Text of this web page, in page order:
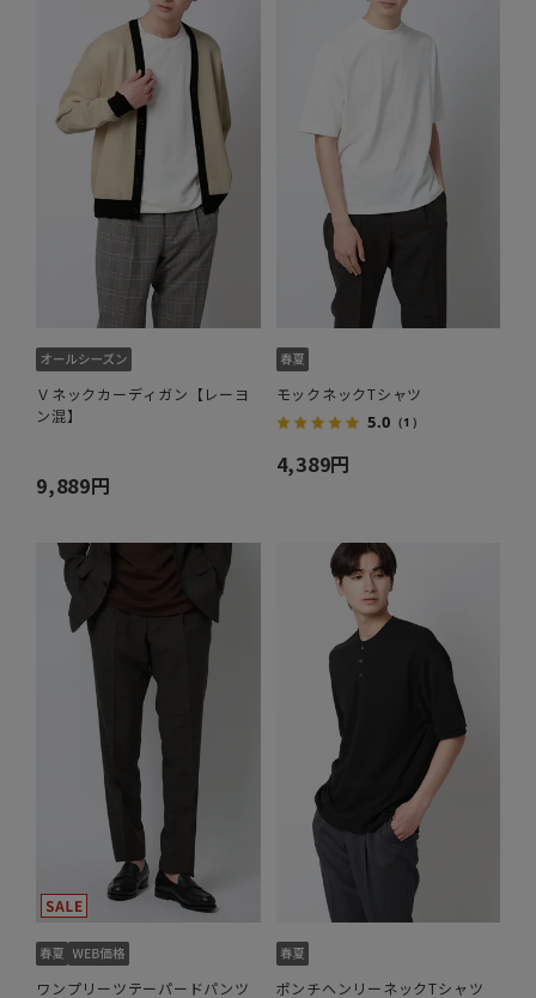
Ｖネックカーディガン【レーヨ
ン混】
9,889円
モックネックTシャツ
5.0 （1）
4,389円
ワンプリーツテーパードパンツ ポンチヘンリーネックTシャツ